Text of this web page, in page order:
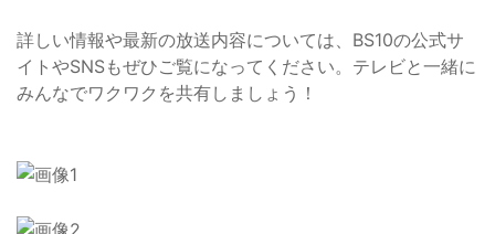
詳しい情報や最新の放送内容については、BS10の公式サ
イトやSNSもぜひご覧になってください。テレビと一緒に
みんなでワクワクを共有しましょう！